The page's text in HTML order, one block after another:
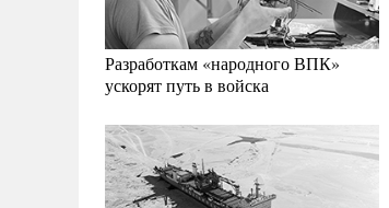
Разработкам «народного ВПК»
ускорят путь в войска